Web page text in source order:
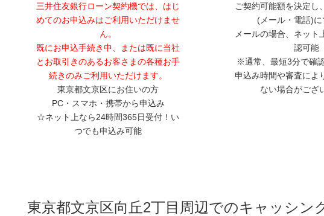
三井住友銀行ローン契約機では、はじ
めてのお申込みはご利用いただけませ
ん。
既にお申込手続き中、または既に当社
とお取引きのあるお客さまの各種お手
続きのみご利用いただけます。
東京都文京区にお住いの方
PC・スマホ・携帯から申込み
☆ネット上なら24時間365日受付！い
つでも申込み可能
ご契約可能額を決定し
(メール・電話)
メールの場合、ネット
認可能
※通常、最短3分で確
申込み時間や審査によ
ない場合がござ
東京都文京区向丘2丁目周辺でのキャッシン